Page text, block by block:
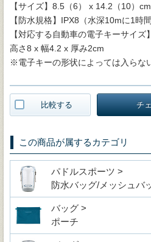
【サイズ】8.5（6） x 14.2（10）
【防水規格】IPX8（水深10mに1時
【対応する自動車の電子キーサイズ】
高さ8 x 幅4.2 x 厚み2cm
※電子キーの形状によっては入らな
比較する チ
この商品が属するカテゴリ
パドルスポーツ >
防水バッグ/メッシュバ
バッグ >
ポーチ